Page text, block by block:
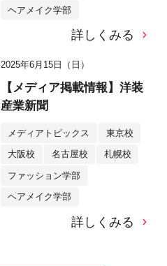
ヘアメイク学部
詳しくみる
2025年6月15日（日）
【メディア掲載情報】洋装
産業新聞
メディアトピックス 東京校
大阪校 名古屋校 札幌校
ファッション学部
ヘアメイク学部
詳しくみる